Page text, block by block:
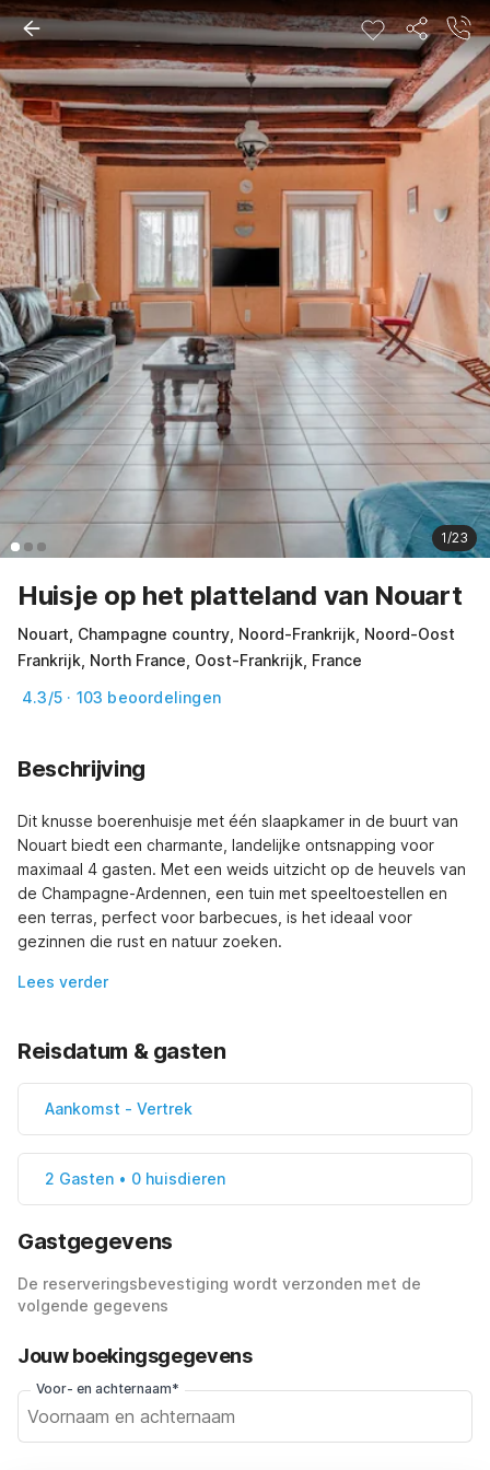
1/23
Huisje op het platteland van Nouart
Nouart, Champagne country, Noord-Frankrijk, Noord-Oost
Frankrijk, North France, Oost-Frankrijk, France
4.3/5 · 103 beoordelingen
Beschrijving
Dit knusse boerenhuisje met één slaapkamer in de buurt van
Nouart biedt een charmante, landelijke ontsnapping voor
maximaal 4 gasten. Met een weids uitzicht op de heuvels van
de Champagne-Ardennen, een tuin met speeltoestellen en
een terras, perfect voor barbecues, is het ideaal voor
gezinnen die rust en natuur zoeken.
Lees verder
Reisdatum & gasten
Aankomst - Vertrek
2 Gasten • 0 huisdieren
Gastgegevens
De reserveringsbevestiging wordt verzonden met de
volgende gegevens
Jouw boekingsgegevens
Voor- en achternaam*